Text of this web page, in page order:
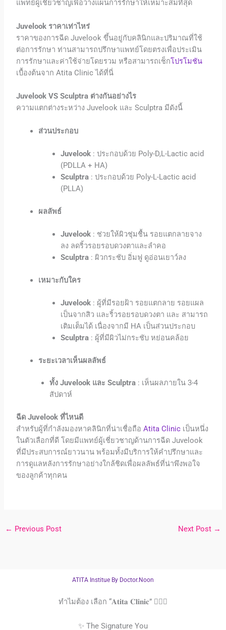
แพทย์ผู้เชี่ยวชาญเพื่อวางแผนการรักษาให้เหมาะสมที่สุด
Juvelook ราคาเท่าไหร่
ราคาของการฉีดJuvelook ขึ้นอยู่กับคลินิกและปริมาณที่ใช้
ต่อการรักษาท่านสามารถปรึกษาแพทย์โดยตรงเพื่อประเมิน
การรักษาและค่าใช้จ่ายโดยรวม หรือสามารถเช็กโปรโมชัน
เบื้องต้นจาก Atita Clinic ได้ที่นี่
Juvelook VS Sculptra ต่างกันอย่างไร
ความแตกต่างระหว่างJuvelook และ Sculptra มีดังนี้
ส่วนประกอบ
Juvelook: ประกอบด้วย Poly-D,L-Lactic acid
(PDLLA + HA)
Sculptra: ประกอบด้วย Poly-L-Lactic acid
(PLLA)
ผลลัพธ์
Juvelook: ช่วยให้ผิวชุ่มชื้น รอยแตกลายจาง
ลง ลดริ้วรอยรอบดวงตาและลำคอ
Sculptra : ผิวกระชับ อิ่มฟู ดูอ่อนเยาว์ลง
เหมาะกับใคร
Juvelook: ผู้ที่มีรอยฝ้า รอยแตกลาย รอยแผล
เป็นจากสิว และริ้วรอยรอบดวงตา และ สามารถ
เติมเต็มได้ เนื่องจากมี HA เป็นส่วนประกอบ
Sculptra : ผู้ที่มีผิวไม่กระชับ หย่อนคล้อย
ระยะเวลาเห็นผลลัพธ์
ทั้ง Juvelook และ Sculptra : เห็นผลภายใน 3-4
สัปดาห์
ฉีดJuvelook ที่ไหนดี
สำหรับผู้ที่กำลังมองหาคลินิกที่น่าเชื่อถือAtita Clinic เป็นหนึ่ง
ในตัวเลือกที่ดี โดยมีแพทย์ผู้เชี่ยวชาญด้านการฉีดJuvelook
ที่มีประสบการณ์ยาวนาน พร้อมทั้งมีบริการให้คำปรึกษาและ
การดูแลหลังการรักษาอย่างใกล้ชิดเพื่อผลลัพธ์ที่น่าพึงพอใจ
ของลูกค้าทุกคน
← Previous Post Next Post →
ATITA Institue By Doctor.Noon
ทำไมต้อง เลือก “𝐀𝐭𝐢𝐭𝐚 𝐂𝐥𝐢𝐧𝐢𝐜” 👩🏻‍⚕️
✨ The Signature You